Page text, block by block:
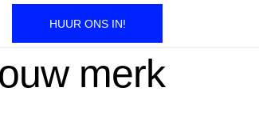
HUUR ONS IN!
merk